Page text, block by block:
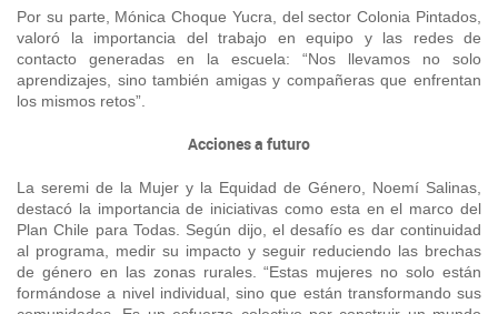
Por su parte, Mónica Choque Yucra, del sector Colonia Pintados,
valoró la importancia del trabajo en equipo y las redes de
contacto generadas en la escuela: “Nos llevamos no solo
aprendizajes, sino también amigas y compañeras que enfrentan
los mismos retos”.
Acciones a futuro
La seremi de la Mujer y la Equidad de Género, Noemí Salinas,
destacó la importancia de iniciativas como esta en el marco del
Plan Chile para Todas. Según dijo, el desafío es dar continuidad
al programa, medir su impacto y seguir reduciendo las brechas
de género en las zonas rurales. “Estas mujeres no solo están
formándose a nivel individual, sino que están transformando sus